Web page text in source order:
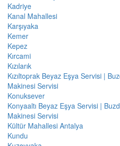
Kadriye
Kanal Mahallesi
Karşıyaka
Kemer
Kepez
Kırcami
Kızılarık
Kızıltoprak Beyaz Eşya Servisi |
Makinesi Servisi
Konuksever
Konyaaltı Beyaz Eşya Servisi |
Makinesi Servisi
Kültür Mahallesi Antalya
Kundu